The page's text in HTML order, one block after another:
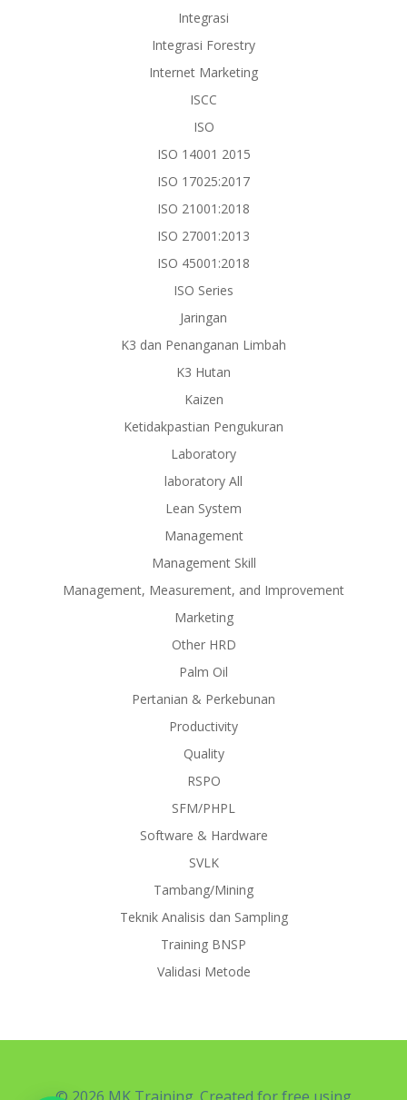
Integrasi
Integrasi Forestry
Internet Marketing
ISCC
ISO
ISO 14001 2015
ISO 17025:2017
ISO 21001:2018
ISO 27001:2013
ISO 45001:2018
ISO Series
Jaringan
K3 dan Penanganan Limbah
K3 Hutan
Kaizen
Ketidakpastian Pengukuran
Laboratory
laboratory All
Lean System
Management
Management Skill
Management, Measurement, and Improvement
Marketing
Other HRD
Palm Oil
Pertanian & Perkebunan
Productivity
Quality
RSPO
SFM/PHPL
Software & Hardware
SVLK
Tambang/Mining
Teknik Analisis dan Sampling
Training BNSP
Validasi Metode